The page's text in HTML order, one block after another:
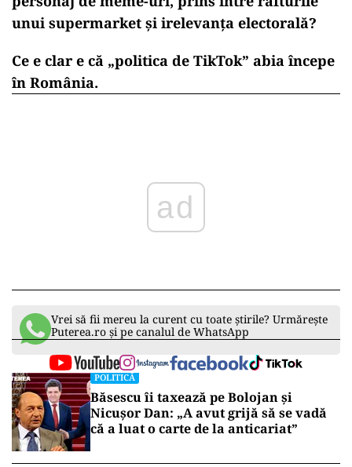
unui supermarket și irelevanța electorală?
Ce e clar e că „politica de TikTok” abia începe
în România.
ad
Vrei să fii mereu la curent cu toate știrile? Urmărește
Puterea.ro și pe canalul de WhatsApp
POLITICĂ
Băsescu îi taxează pe Bolojan și
Nicușor Dan: „A avut grijă să se vadă
că a luat o carte de la anticariat”